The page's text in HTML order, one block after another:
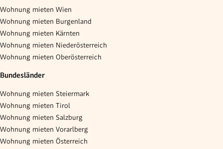
Wohnung mieten Wien
Wohnung mieten Burgenland
Wohnung mieten Kärnten
Wohnung mieten Niederösterreich
Wohnung mieten Oberösterreich
Bundesländer
Wohnung mieten Steiermark
Wohnung mieten Tirol
Wohnung mieten Salzburg
Wohnung mieten Vorarlberg
Wohnung mieten Österreich